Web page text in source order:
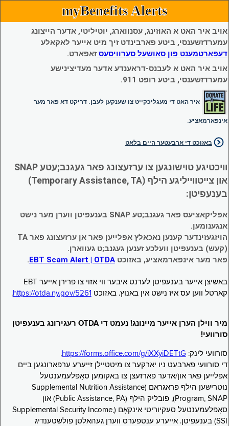
myBenefits Alerts
אויב איר האט א האוזינג, עסנווארג, יוטיליטי, אדער הייצונג
עמערדזשענסי, ביטע פארבינדט זיך מיט אייער לאקאלע
דעפארטמענט פון סאושעל סערוויסעסזאפארט.
אויב איר האט א לעבנס-דראענדע אדער מעדיצינישע
עמערדזשענסי, ביטע רופט 911.
איר האט די מעגליכקייט צו שענקען לעבן. דריקט דא פאר מער
אינפארמאציע.
באזוכט די ארבעטער היים בלאט
וויכטיגע טוישונגען צו ערזעצונג פאר געגנב;עטע SNAP
און צייטווייליגע הילף (Temporary Assistance, TA)
בענעפיטן:
אפליקאציעס פאר געגנב;טע SNAP בענעפיטן ווערן מער נישט
אנגענומען.
הויזגעזינדער קענען נאכאלץ אפּלייען פאר אן ערזעצונג פאר TA
(קעש) בענעפיטן וועלכע זענען געגנב;ט געווארן.
פאר מער אינפארמאציע, באזוכטEBT Scam Alert | OTDA
.
באשיצן אייער בענעפיטן לערנט איבער ווי אזוי צו פרירן אייער EBT
קארטל ווען עס איז נישט אין באנוץ. באזוכט https://otda.ny.gov/5261
.
מיר ווילן הערן אייער מיינונג! נעמט די OTDA רעגירונג בענעפיטן
סורוועי!
סורוועי לינק: https://forms.office.com/g/iXXyiDETtG
.
די סורוועי פארבעט ניו יארקער צו מיטטיילן זייערע ערפארונגען ביים
אפּלייען פאר און/אדער פארזעצן צו באקומען סאָפּלעמענטעל
נוּטרישען הילף פראגראם (Supplemental Nutrition Assistance
Program, SNAP), פובליק הילף (Public Assistance, PA) און
סאָפּלעמענטעל סעקיוריטי אינקאָם (Supplemental Security Income,
SSI) בענעפיטן. אייערע ענטפערס ווערן געהאלטן פולשטענדיג